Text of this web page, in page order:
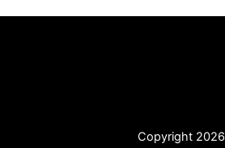
Copyright 2026